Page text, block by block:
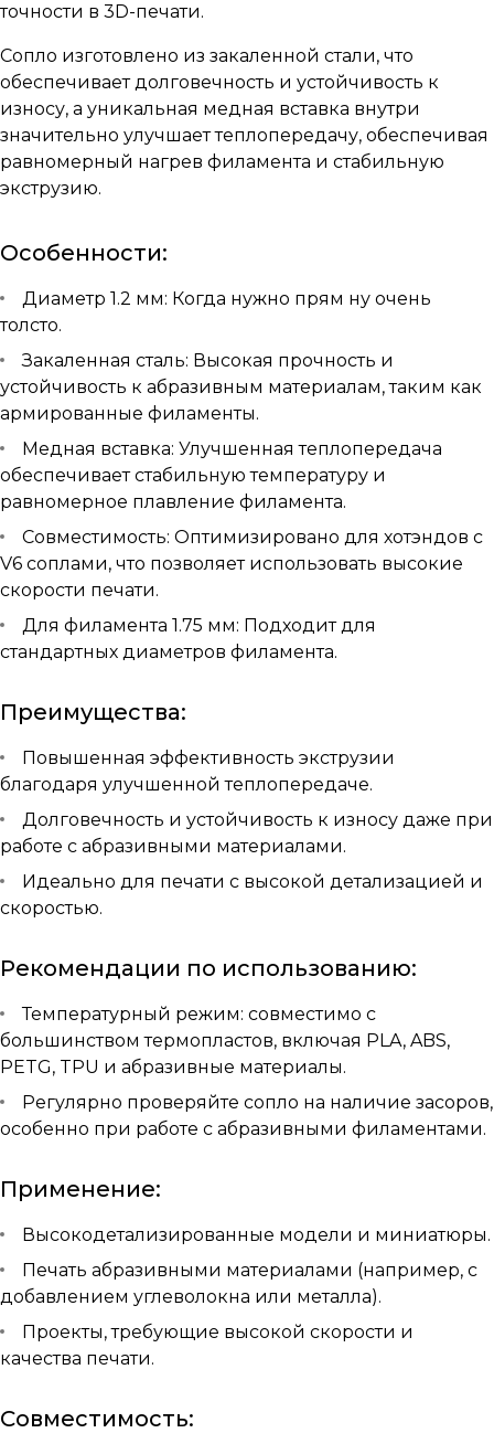
точности в 3D-печати.
Сопло изготовлено из закаленной стали, что
обеспечивает долговечность и устойчивость к
износу, а уникальная медная вставка внутри
значительно улучшает теплопередачу, обеспечивая
равномерный нагрев филамента и стабильную
экструзию.
Особенности:
Диаметр 1.2 мм: Когда нужно прям ну очень
толсто.
Закаленная сталь: Высокая прочность и
устойчивость к абразивным материалам, таким как
армированные филаменты.
Медная вставка: Улучшенная теплопередача
обеспечивает стабильную температуру и
равномерное плавление филамента.
Совместимость: Оптимизировано для хотэндов с
V6 соплами, что позволяет использовать высокие
скорости печати.
Для филамента 1.75 мм: Подходит для
стандартных диаметров филамента.
Преимущества:
Повышенная эффективность экструзии
благодаря улучшенной теплопередаче.
Долговечность и устойчивость к износу даже при
работе с абразивными материалами.
Идеально для печати с высокой детализацией и
скоростью.
Рекомендации по использованию:
Температурный режим: совместимо с
большинством термопластов, включая PLA, ABS,
PETG, TPU и абразивные материалы.
Регулярно проверяйте сопло на наличие засоров,
особенно при работе с абразивными филаментами.
Применение:
Высокодетализированные модели и миниатюры.
Печать абразивными материалами (например, с
добавлением углеволокна или металла).
Проекты, требующие высокой скорости и
качества печати.
Совместимость: